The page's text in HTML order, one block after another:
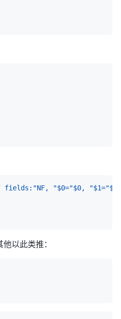
"$0="$0, "$1="$1,
以此类推：